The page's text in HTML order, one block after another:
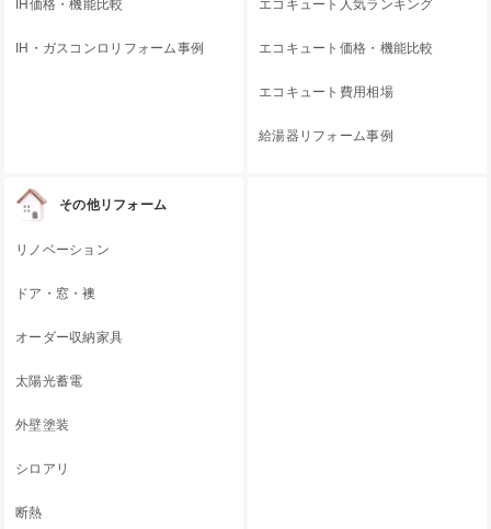
IH価格・機能比較
IH・ガスコンロリフォーム事例
エコキュート人気ランキング
エコキュート価格・機能比較
エコキュート費用相場
給湯器リフォーム事例
その他リフォーム
リノベーション
ドア・窓・襖
オーダー収納家具
太陽光蓄電
外壁塗装
シロアリ
断熱